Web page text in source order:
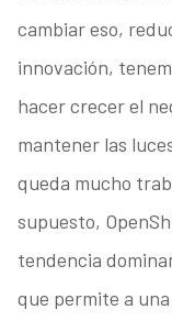
cambiar eso,
innovación,
hacer crecer el
mantener las
queda mucho
supuesto,
tendencia
que permite a